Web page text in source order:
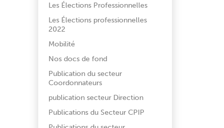
Les Élections Professionnelles
Les Élections professionnelles
2022
Mobilité
Nos docs de fond
Publication du secteur
Coordonnateurs
publication secteur Direction
Publications du Secteur CPIP